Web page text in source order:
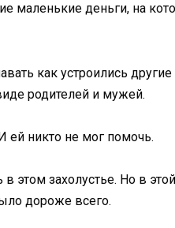
маленькие деньги, на
как устроились
родителей и мужей.
ей никто не мог помочь.
в этом захолустье. Но в
дороже всего.